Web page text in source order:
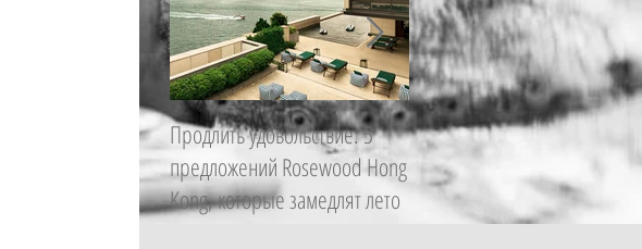
Продлить удовольствие: 5
предложений Rosewood Hong
Kong, которые замедлят лето
Начать с главного: гид по
программе Essential в ZEM
Wellness Clinic Altea, которая
изменит качество жизни за